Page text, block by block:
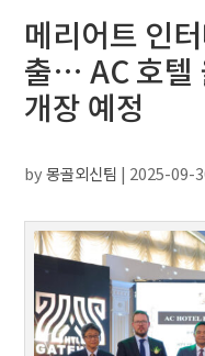
메리어트 인
출… AC 호텔
개장 예정
by몽골외신팀 | 2025-09-